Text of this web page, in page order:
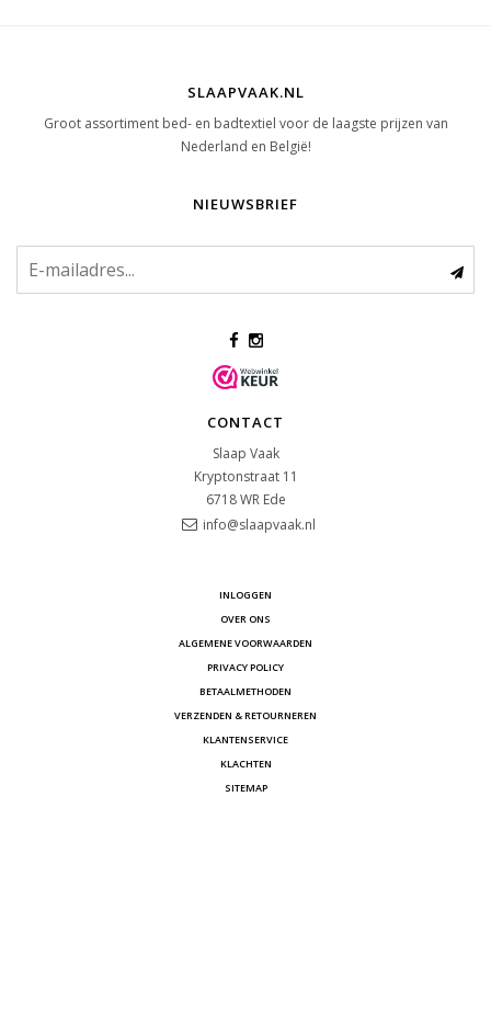
SLAAPVAAK.NL
Groot assortiment bed- en badtextiel voor de laagste prijzen van
Nederland en België!
NIEUWSBRIEF
CONTACT
Slaap Vaak
Kryptonstraat 11
6718 WR Ede
info@slaapvaak.nl
INLOGGEN
OVER ONS
ALGEMENE VOORWAARDEN
PRIVACY POLICY
BETAALMETHODEN
VERZENDEN & RETOURNEREN
KLANTENSERVICE
KLACHTEN
SITEMAP